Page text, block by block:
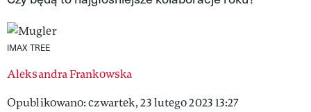
VIVA!MAN
VIVA!PEOPLE POWER
VIVA!ITAKA
IMAX TREE
Aleksandra Frankowska
Opublikowano: czwartek, 23 lutego 2023 13:27